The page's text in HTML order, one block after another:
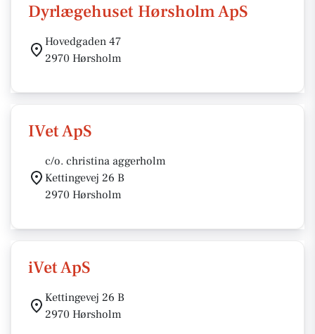
Dyrlægehuset Hørsholm ApS
Hovedgaden 47
2970 Hørsholm
IVet ApS
c/o. christina aggerholm
Kettingevej 26 B
2970 Hørsholm
iVet ApS
Kettingevej 26 B
2970 Hørsholm